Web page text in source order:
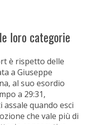
loro categorie
è rispetto delle
a Giuseppe
al suo esordio
a 29:31,
assale quando esci
che vale più di